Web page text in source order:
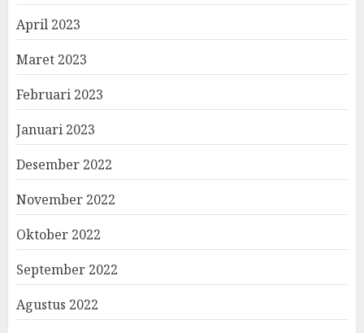
April 2023
Maret 2023
Februari 2023
Januari 2023
Desember 2022
November 2022
Oktober 2022
September 2022
Agustus 2022